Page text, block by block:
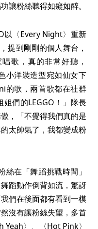
讓粉絲聽得如癡如醉。
以〈Every Night〉重新
提到剛剛的個人舞台，
歌，真的非常好聽，
小洋裝造型宛如仙女下
的歌，兩首歌都在社群
們的LEGGO！」隊長
，「不覺得我們真的是
太帥氣了，我都變成粉
絲在「舞蹈挑戰時間」
蹈動作倒背如流，驚訝
們在後面都有看到一模
沒有讓粉絲失望，多首
Yeah〉、〈Hot Pink〉